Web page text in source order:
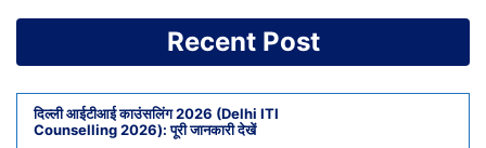
Recent Post
दिल्ली आईटीआई काउंसलिंग 2026 (Delhi ITI
Counselling 2026): पूरी जानकारी देखें